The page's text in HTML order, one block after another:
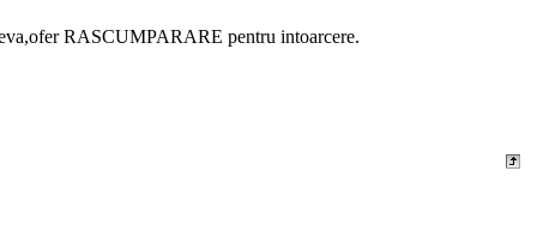
RASCUMPARARE pentru intoarcere.